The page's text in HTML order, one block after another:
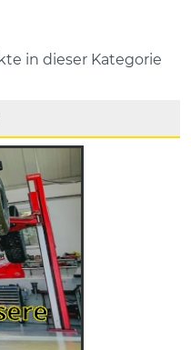
in dieser Kategorie